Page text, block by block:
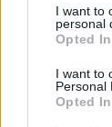
not limited to
grant or
use your
consent
I want to
personal
Opted In
I want to
Personal
Opted In